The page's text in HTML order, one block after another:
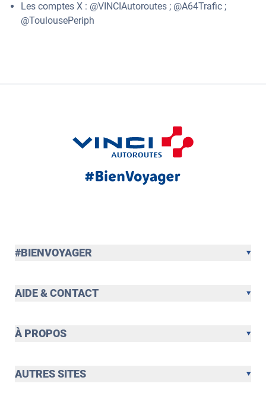
Les comptes X : @VINCIAutoroutes ; @A64Trafic ;
@ToulousePeriph
#BIENVOYAGER
AIDE & CONTACT
À PROPOS
AUTRES SITES